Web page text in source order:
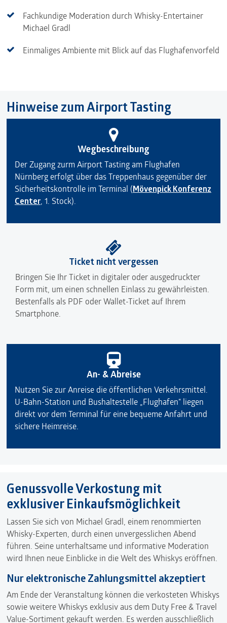
Fachkundige Moderation durch Whisky-Entertainer
Michael Gradl
Einmaliges Ambiente mit Blick auf das Flughafenvorfeld
Hinweise zum Airport Tasting
Wegbeschreibung
Der Zugang zurm Airport Tasting am Flughafen
Nürnberg erfolgt über das Treppenhaus gegenüber der
Sicherheitskontrolle im Terminal (Mövenpick Konferenz
Center, 1. Stock).
Ticket nicht vergessen
Bringen Sie Ihr Ticket in digitaler oder ausgedruckter
Form mit, um einen schnellen Einlass zu gewährleisten.
Bestenfalls als PDF oder Wallet-Ticket auf Ihrem
Smartphone.
An- & Abreise
Nutzen Sie zur Anreise die öffentlichen Verkehrsmittel.
U-Bahn-Station und Bushaltestelle „Flughafen“ liegen
direkt vor dem Terminal für eine bequeme Anfahrt und
sichere Heimreise.
Genussvolle Verkostung mit
exklusiver Einkaufsmöglichkeit
Lassen Sie sich von Michael Gradl, einem renommierten
Whisky-Experten, durch einen unvergesslichen Abend
führen. Seine unterhaltsame und informative Moderation
wird Ihnen neue Einblicke in die Welt des Whiskys eröffnen.
Nur elektronische Zahlungsmittel akzeptiert
Am Ende der Veranstaltung können die verkosteten Whiskys
sowie weitere Whiskys exklusiv aus dem Duty Free & Travel
Value-Sortiment gekauft werden. Es werden ausschließlich